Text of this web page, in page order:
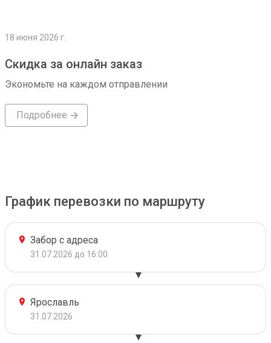
18 июня 2026 г.
Скидка за онлайн заказ
Экономьте на каждом отправлении
Подробнее
График перевозки по маршруту
Забор с адреса
31.07.2026 до 16:00
Ярославль
31.07.2026